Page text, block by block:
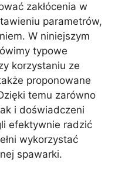
zakłócenia w
parametrów,
W niniejszym
typowe
korzystaniu ze
proponowane
temu zarówno
i doświadczeni
efektywnie radzić
wykorzystać
spawarki.